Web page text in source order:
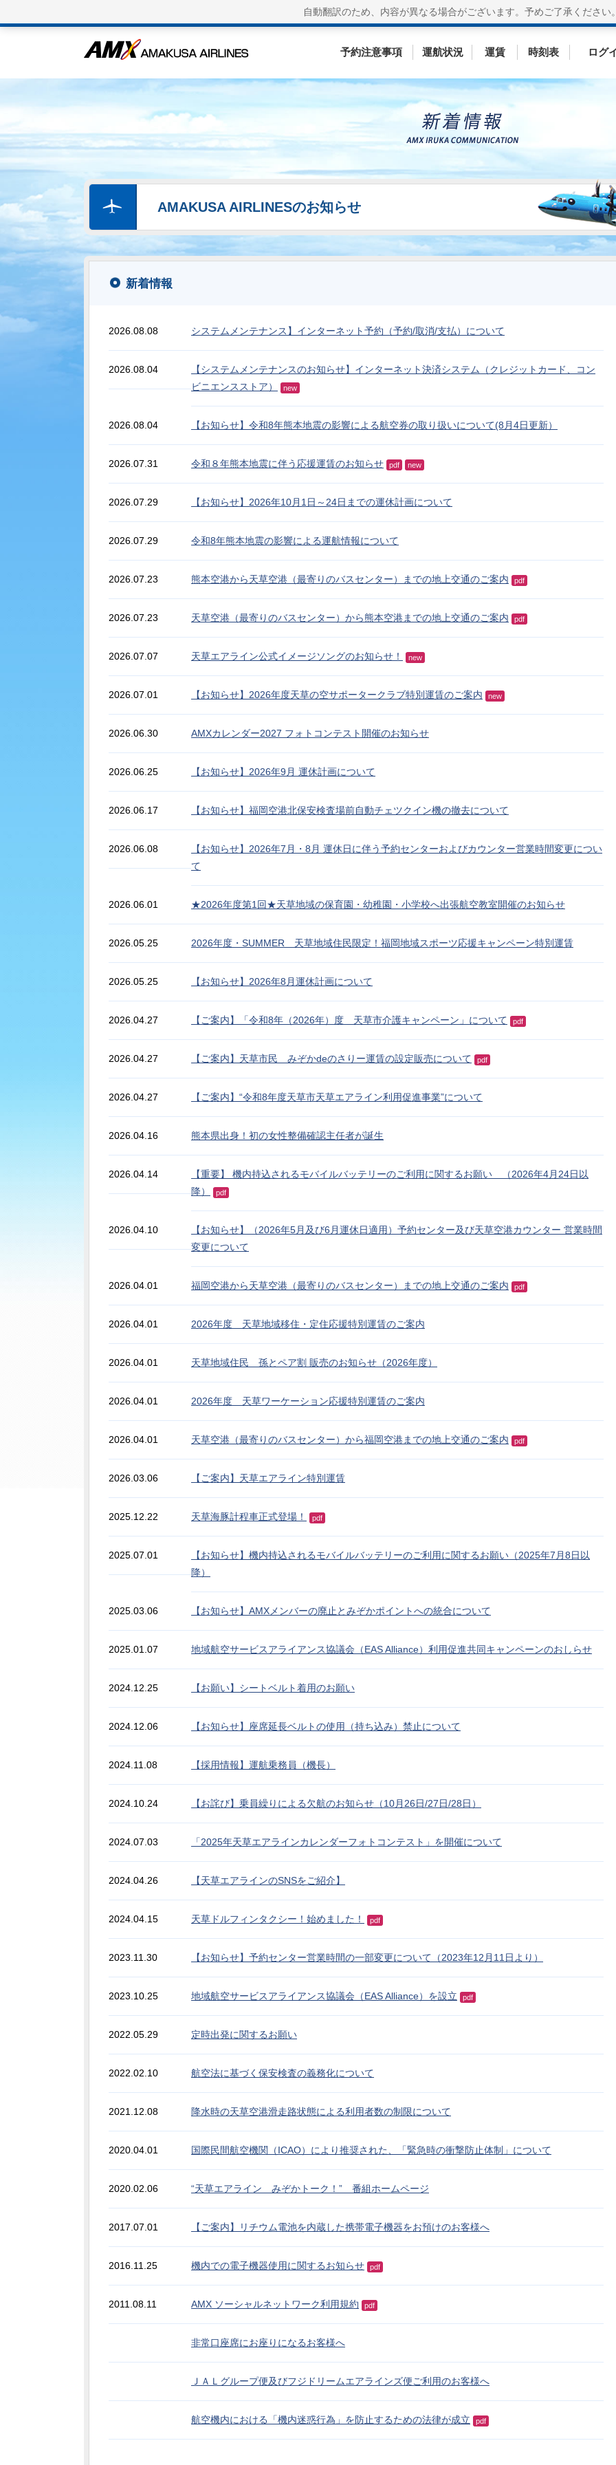
自動翻訳のため、内容が異なる場合がございます。 予めご了承ください
予約注意事項 運航状況 運賃 時刻表 ログ
AMAKUSA AIRLINESのお知らせ
新着情報
2026.08.08 システムメンテナンス】インターネット予約（予約/取消/支払）について
2026.08.04
【システムメンテナンスのお知らせ】インターネット決済システム（クレジットカード、コン
ビニエンスストア）
new
2026.08.04 【お知らせ】令和8年熊本地震の影響による航空券の取り扱いについて(8月4日更新）
2026.07.31 令和８年熊本地震に伴う応援運賃のお知らせ pdf new
2026.07.29 【お知らせ】2026年10月1日～24日までの運休計画について
2026.07.29 令和8年熊本地震の影響による運航情報について
2026.07.23 熊本空港から天草空港（最寄りのバスセンター）までの地上交通のご案内 pdf
2026.07.23 天草空港（最寄りのバスセンター）から熊本空港までの地上交通のご案内 pdf
2026.07.07 天草エアライン公式イメージソングのお知らせ！ new
2026.07.01 【お知らせ】2026年度天草の空サポータークラブ特別運賃のご案内 new
2026.06.30 AMXカレンダー2027 フォトコンテスト開催のお知らせ
2026.06.25 【お知らせ】2026年9月 運休計画について
2026.06.17 【お知らせ】福岡空港北保安検査場前自動チェツクイン機の撤去について
2026.06.08
【お知らせ】2026年7月・8月 運休日に伴う予約センターおよびカウンター営業時間変更につい
て
2026.06.01 ★2026年度第1回★天草地域の保育園・幼稚園・小学校へ出張航空教室開催のお知らせ
2026.05.25 2026年度・SUMMER 天草地域住民限定！福岡地域スポーツ応援キャンペーン特別運賃
2026.05.25 【お知らせ】2026年8月運休計画について
2026.04.27 【ご案内】「令和8年（2026年）度 天草市介護キャンペーン」について pdf
2026.04.27 【ご案内】天草市民 みぞかdeのさりー運賃の設定販売について pdf
2026.04.27 【ご案内】“令和8年度天草市天草エアライン利用促進事業”について
2026.04.16 熊本県出身！初の女性整備確認主任者が誕生
2026.04.14
【重要】 機内持込されるモバイルバッテリーのご利用に関するお願い （2026年4月24日以
降）
pdf
2026.04.10
【お知らせ】（2026年5月及び6月運休日適用）予約センター及び天草空港カウンター 営業時間
変更について
2026.04.01 福岡空港から天草空港（最寄りのバスセンター）までの地上交通のご案内 pdf
2026.04.01 2026年度 天草地域移住・定住応援特別運賃のご案内
2026.04.01 天草地域住民 孫とペア割 販売のお知らせ（2026年度）
2026.04.01 2026年度 天草ワーケーション応援特別運賃のご案内
2026.04.01 天草空港（最寄りのバスセンター）から福岡空港までの地上交通のご案内 pdf
2026.03.06 【ご案内】天草エアライン特別運賃
2025.12.22 天草海豚計程車正式登場！ pdf
2025.07.01
【お知らせ】機内持込されるモバイルバッテリーのご利用に関するお願い（2025年7月8日以
降）
2025.03.06 【お知らせ】AMXメンバーの廃止とみぞかポイントへの統合について
2025.01.07 地域航空サービスアライアンス協議会（EAS Alliance）利用促進共同キャンペーンのおしらせ
2024.12.25 【お願い】シートベルト着用のお願い
2024.12.06 【お知らせ】座席延長ベルトの使用（持ち込み）禁止について
2024.11.08 【採用情報】運航乗務員（機長）
2024.10.24 【お詫び】乗員繰りによる欠航のお知らせ（10月26日/27日/28日）
2024.07.03 「2025年天草エアラインカレンダーフォトコンテスト」を開催について
2024.04.26 【天草エアラインのSNSをご紹介】
2024.04.15 天草ドルフィンタクシー！始めました！ pdf
2023.11.30 【お知らせ】予約センター営業時間の一部変更について（2023年12月11日より）
2023.10.25 地域航空サービスアライアンス協議会（EAS Alliance）を設立 pdf
2022.05.29 定時出発に関するお願い
2022.02.10 航空法に基づく保安検査の義務化について
2021.12.08 降水時の天草空港滑走路状態による利用者数の制限について
2020.04.01 国際民間航空機関（ICAO）により推奨された、「緊急時の衝撃防止体制」について
2020.02.06 “天草エアライン みぞかトーク！” 番組ホームページ
2017.07.01 【ご案内】リチウム電池を内蔵した携帯電子機器をお預けのお客様へ
2016.11.25 機内での電子機器使用に関するお知らせ pdf
2011.08.11 AMX ソーシャルネットワーク利用規約 pdf
非常口座席にお座りになるお客様へ
ＪＡＬグループ便及びフジドリームエアラインズ便ご利用のお客様へ
航空機内における「機内迷惑行為」を防止するための法律が成立 pdf